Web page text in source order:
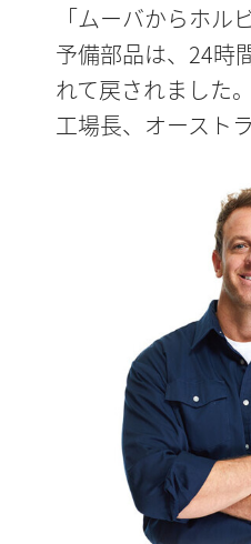
「ムーバからホル
予備部品は、24時
れて戻されました。
工場長、オースト